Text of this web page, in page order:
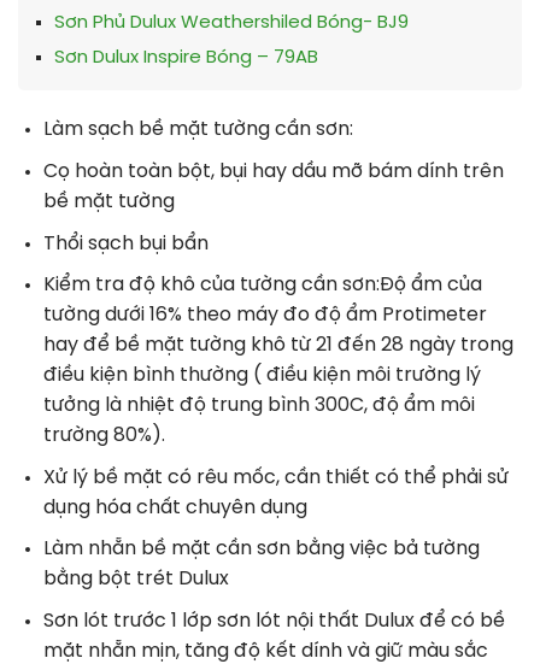
Sơn Phủ Dulux Weathershiled Bóng- BJ9
Sơn Dulux Inspire Bóng – 79AB
Làm sạch bề mặt tường cần sơn:
Cọ hoàn toàn bột, bụi hay dầu mỡ bám dính trên
bề mặt tường
Thổi sạch bụi bẩn
Kiểm tra độ khô của tường cần sơn:Độ ẩm của
tường dưới 16% theo máy đo độ ẩm Protimeter
hay để bề mặt tường khô từ 21 đến 28 ngày trong
điều kiện bình thường ( điều kiện môi trường lý
tưởng là nhiệt độ trung bình 300C, độ ẩm môi
trường 80%).
Xử lý bề mặt có rêu mốc, cần thiết có thể phải sử
dụng hóa chất chuyên dụng
Làm nhẵn bề mặt cần sơn bằng việc bả tường
bằng bột trét Dulux
Sơn lót trước 1 lớp sơn lót nội thất Dulux để có bề
mặt nhẵn mịn, tăng độ kết dính và giữ màu sắc